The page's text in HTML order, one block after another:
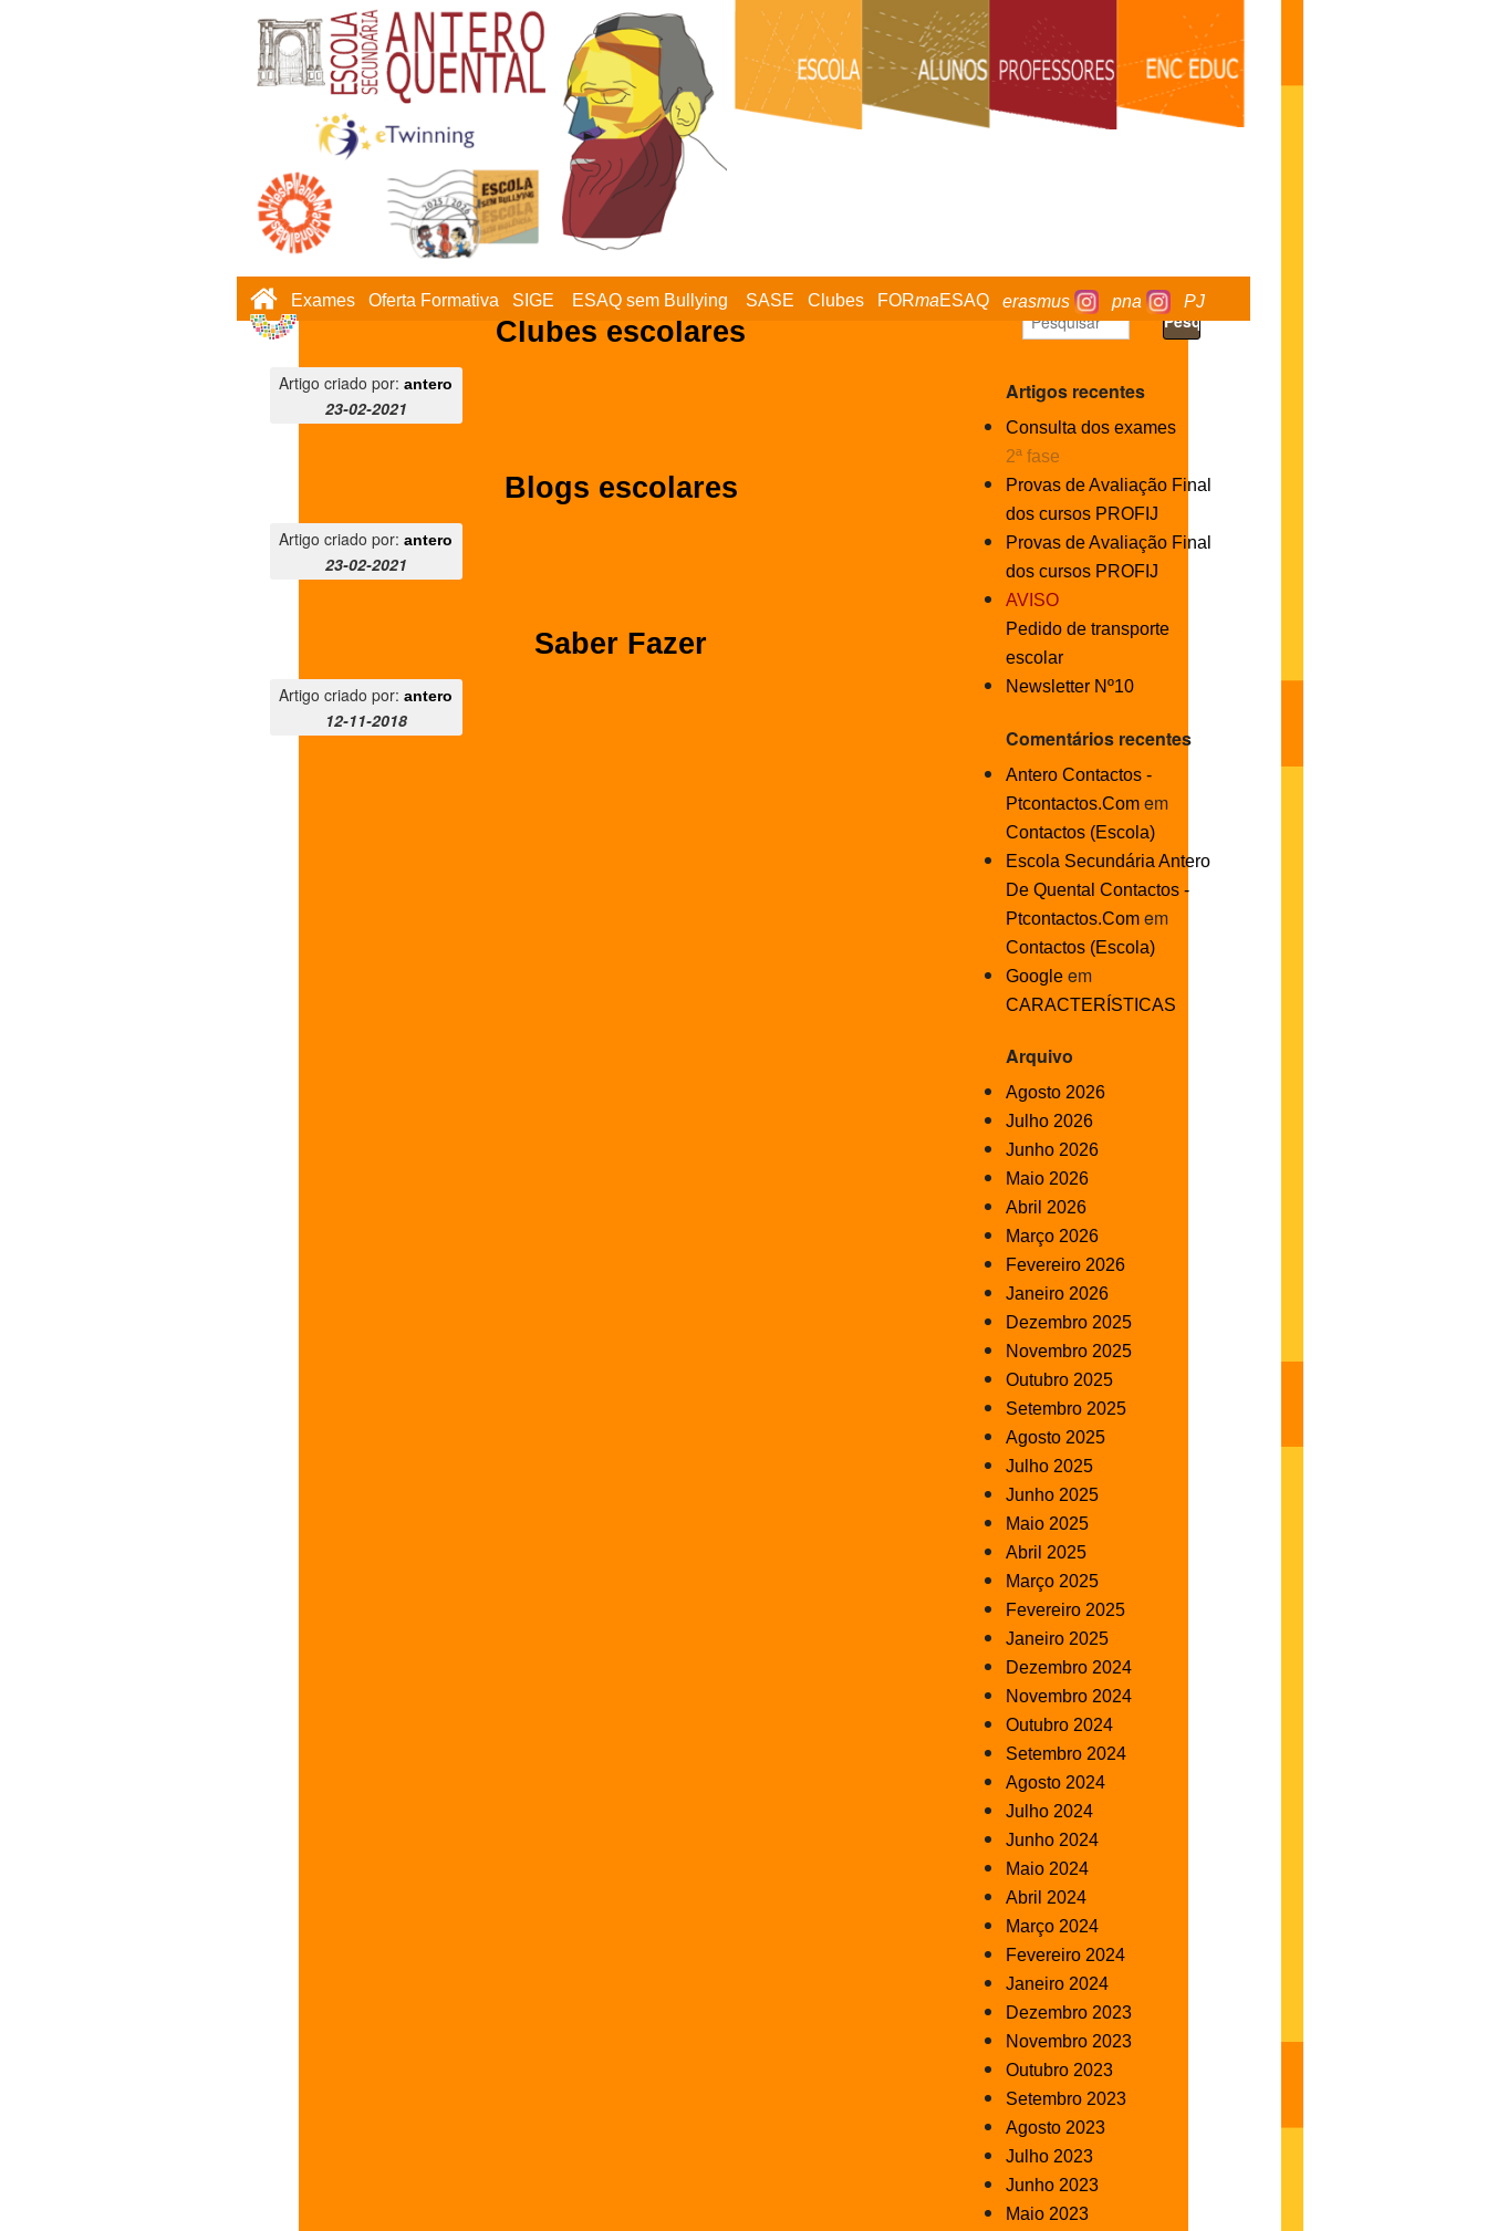
Exames Oferta Formativa SIGE ESAQ sem Bullying SASE Clubes FORmaESAQ erasmus pna PJ
Clubes escolares
Artigo criado por:antero
23-02-2021
Blogs escolares
Artigo criado por:antero
23-02-2021
Saber Fazer
Artigo criado por:antero
12-11-2018
Artigos recentes
Consulta dos exames
2ª fase
Provas de Avaliação Final
dos cursos PROFIJ
Provas de Avaliação Final
dos cursos PROFIJ
AVISO
Pedido de transporte
escolar
Newsletter Nº10
Comentários recentes
Antero Contactos -
Ptcontactos.Comem
Contactos (Escola)
Escola Secundária Antero
De Quental Contactos -
Ptcontactos.Comem
Contactos (Escola)
Googleem
CARACTERÍSTICAS
Arquivo
Agosto 2026
Julho 2026
Junho 2026
Maio 2026
Abril 2026
Março 2026
Fevereiro 2026
Janeiro 2026
Dezembro 2025
Novembro 2025
Outubro 2025
Setembro 2025
Agosto 2025
Julho 2025
Junho 2025
Maio 2025
Abril 2025
Março 2025
Fevereiro 2025
Janeiro 2025
Dezembro 2024
Novembro 2024
Outubro 2024
Setembro 2024
Agosto 2024
Julho 2024
Junho 2024
Maio 2024
Abril 2024
Março 2024
Fevereiro 2024
Janeiro 2024
Dezembro 2023
Novembro 2023
Outubro 2023
Setembro 2023
Agosto 2023
Julho 2023
Junho 2023
Maio 2023